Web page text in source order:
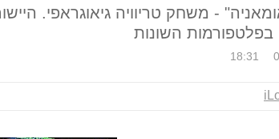
- משחק טריוויה גיאוגראפי.
בפלטפורמות השונות
18:31